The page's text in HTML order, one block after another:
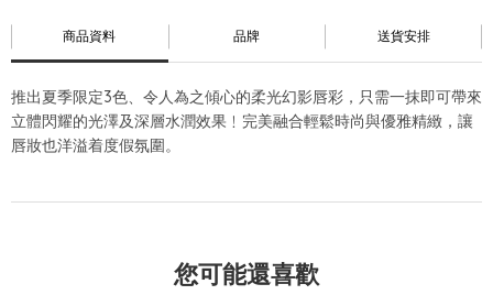
商品資料 品牌 送貨安排
推出夏季限定3色、令人為之傾心的柔光幻影唇彩，只需一抹即可帶來
立體閃耀的光澤及深層水潤效果﹗完美融合輕鬆時尚與優雅精緻，讓
唇妝也洋溢着度假氛圍。
您可能還喜歡